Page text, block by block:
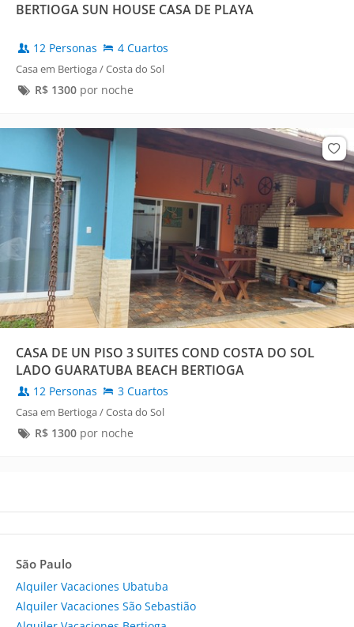
BERTIOGA SUN HOUSE CASA DE PLAYA
12 Personas 4 Cuartos
Casa em Bertioga / Costa do Sol
R$ 1300por noche
CASA DE UN PISO 3 SUITES COND COSTA DO SOL
LADO GUARATUBA BEACH BERTIOGA
12 Personas 3 Cuartos
Casa em Bertioga / Costa do Sol
R$ 1300por noche
São Paulo
Alquiler Vacaciones Ubatuba
Alquiler Vacaciones São Sebastião